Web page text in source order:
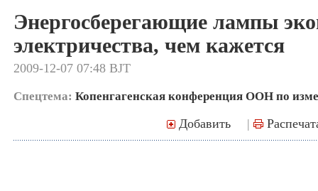
Энергосберегающие лампы
электричества, чем кажется
2009-12-07 07:48 BJT
Спецтема: Копенгагенская конференция ООН по
Добавить |